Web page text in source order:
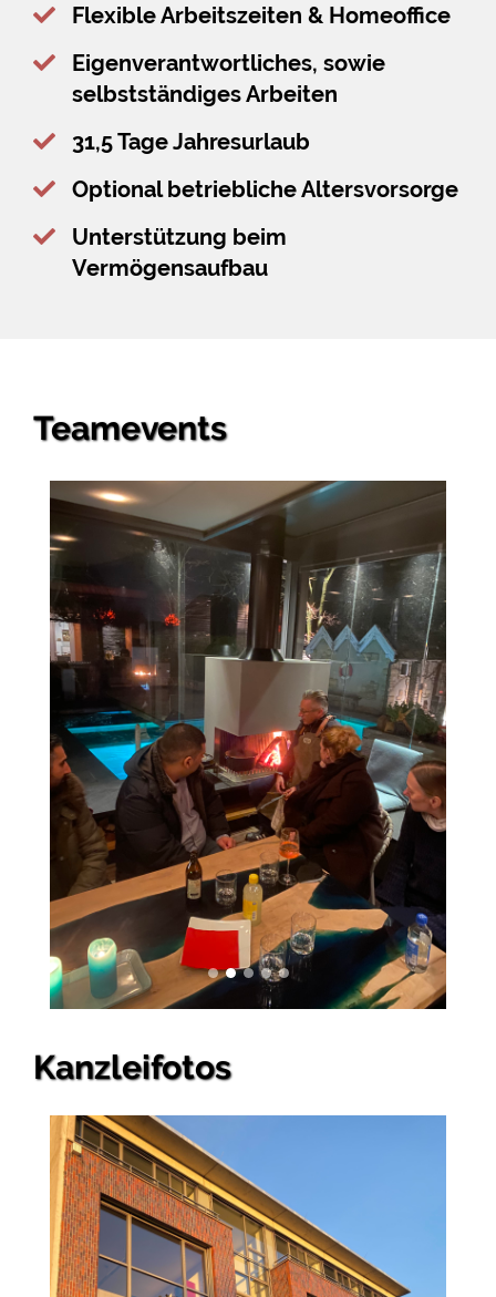
Flexible Arbeitszeiten & Homeoffice
Eigenverantwortliches, sowie
selbstständiges Arbeiten
31,5 Tage Jahresurlaub
Optional betriebliche Altersvorsorge
Unterstützung beim
Vermögensaufbau
Teamevents
Kanzleifotos